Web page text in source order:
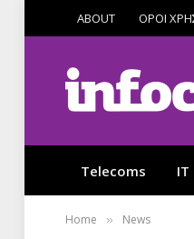
ABOUT ΟΡΟΙ
Telecoms IT
Home » News